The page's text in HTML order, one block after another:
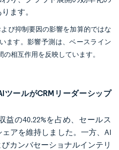
ます。
び抑制要因の影響を加算的ではな
ます。影響予測は、ベースライン
相互作用を反映しています。
ツールがCRMリーダーシップ
益の40.22%を占め、セールス
アを維持しました。一方、AI
カンバセーショナルインテリ